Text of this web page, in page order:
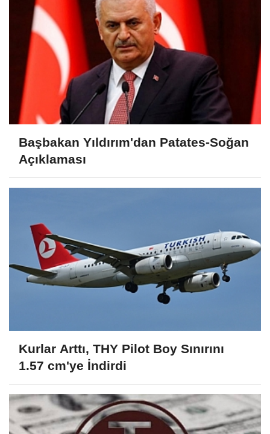
Başbakan Yıldırım'dan Patates-Soğan
Açıklaması
Kurlar Arttı, THY Pilot Boy Sınırını
1.57 cm'ye İndirdi